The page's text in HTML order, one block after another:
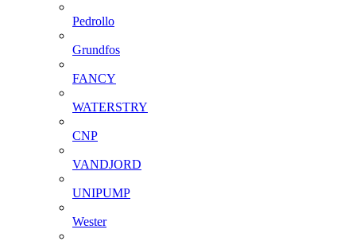
Pedrollo
Grundfos
FANCY
WATERSTRY
CNP
VANDJORD
UNIPUMP
Wester